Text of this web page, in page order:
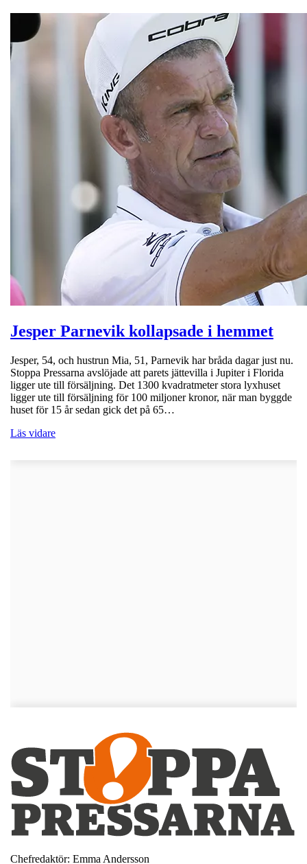
Jesper Parnevik kollapsade i hemmet
Jesper, 54, och hustrun Mia, 51, Parnevik har bråda dagar just nu.
Stoppa Pressarna avslöjade att parets jättevilla i Jupiter i Florida
ligger ute till försäljning. Det 1300 kvadratmeter stora lyxhuset
ligger ute till försäljning för 100 miljoner kronor, när man byggde
huset för 15 år sedan gick det på 65…
Läs vidare
Chefredaktör: Emma Andersson